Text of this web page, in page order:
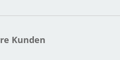
Kunden